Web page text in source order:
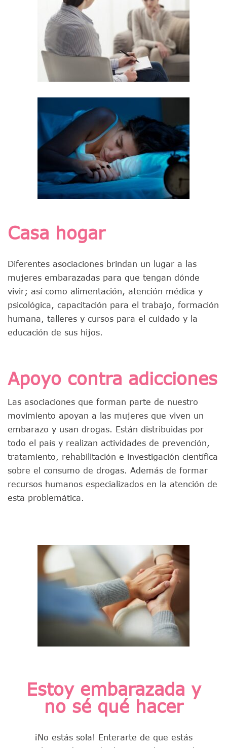
Casa hogar
Diferentes asociaciones brindan un lugar a las
mujeres embarazadas para que tengan dónde
vivir; así como alimentación, atención médica y
psicológica, capacitación para el trabajo, formación
humana, talleres y cursos para el cuidado y la
educación de sus hijos.
Apoyo contra adicciones
Las asociaciones que forman parte de nuestro
movimiento apoyan a las mujeres que viven un
embarazo y usan drogas. Están distribuidas por
todo el país y realizan actividades de prevención,
tratamiento, rehabilitación e investigación científica
sobre el consumo de drogas. Además de formar
recursos humanos especializados en la atención de
esta problemática.
Estoy embarazada y
no sé qué hacer
¡No estás sola! Enterarte de que estás